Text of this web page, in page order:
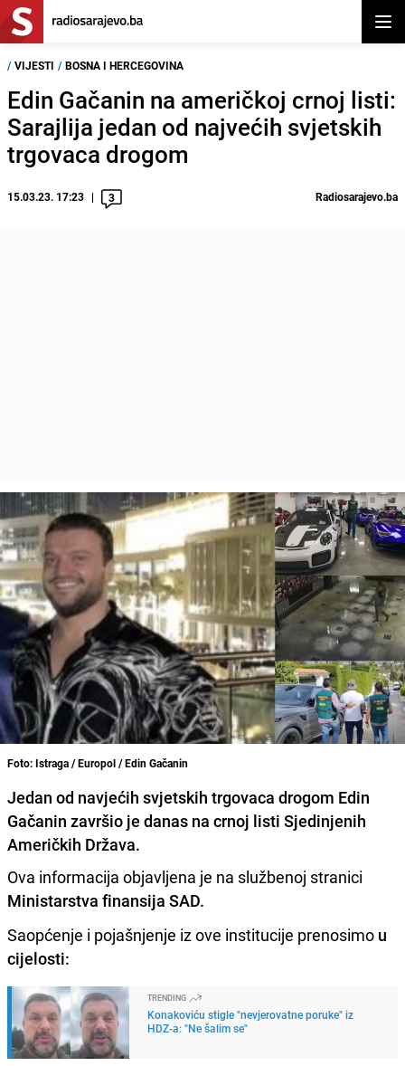
/ VIJESTI / BOSNA I HERCEGOVINA
Edin Gačanin na američkoj crnoj listi:
Sarajlija jedan od najvećih svjetskih
trgovaca drogom
15.03.23. 17:23 3 Radiosarajevo.ba
Foto: Istraga / Europol / Edin Gačanin
Jedan od navjećih svjetskih trgovaca drogom Edin
Gačanin završio je danas na crnoj listi Sjedinjenih
Američkih Država.
Ova informacija objavljena je na službenoj stranici
Ministarstva finansija SAD.
Saopćenje i pojašnjenje iz ove institucije prenosimo u
cijelosti:
TRENDING
Konakoviću stigle "nevjerovatne poruke" iz
HDZ-a: "Ne šalim se"